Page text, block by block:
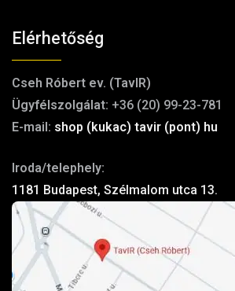
Elérhetőség
Cseh Róbert ev. (TavIR)
Ügyfélszolgálat: +36 (20) 99-23-781
E-mail: shop (kukac) tavir (pont) hu
Iroda/telephely:
1181 Budapest, Szélmalom utca 13.